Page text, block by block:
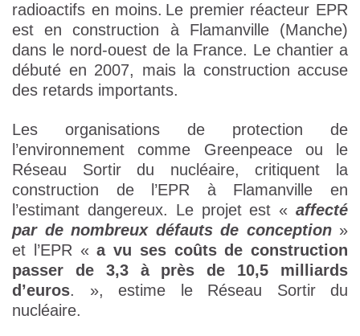
radioactifs en moins. Le premier réacteur EPR
est en construction à Flamanville (Manche)
dans le nord-ouest de la France. Le chantier a
débuté en 2007, mais la construction accuse
des retards importants.
Les organisations de protection de
l’environnement comme Greenpeace ou le
Réseau Sortir du nucléaire, critiquent la
construction de l’EPR à Flamanville en
l’estimant dangereux. Le projet est « affecté
par de nombreux défauts de conception»
et l’EPR «a vu ses coûts de construction
passer de 3,3 à près de 10,5 milliards
d’euros. », estime le Réseau Sortir du
nucléaire.